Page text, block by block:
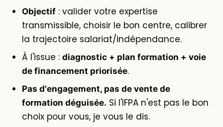
Objectif : valider votre expertise
transmissible, choisir le bon centre, calibrer
la trajectoire salariat/indépendance.
À l'issue : diagnostic + plan formation + voie
de financement priorisée.
Pas d'engagement, pas de vente de
formation déguisée. Si l'IFPA n'est pas le bon
choix pour vous, je vous le dis.